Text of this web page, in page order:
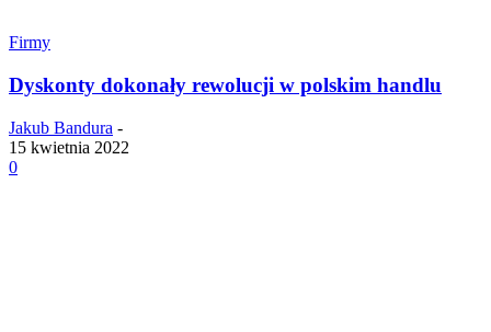
Firmy
Dyskonty dokonały rewolucji w polskim handlu
Jakub Bandura -
15 kwietnia 2022
0